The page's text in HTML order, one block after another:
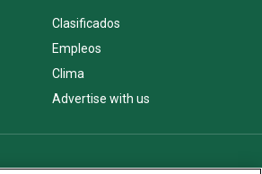
Clasificados
Empleos
Clima
Advertise with us